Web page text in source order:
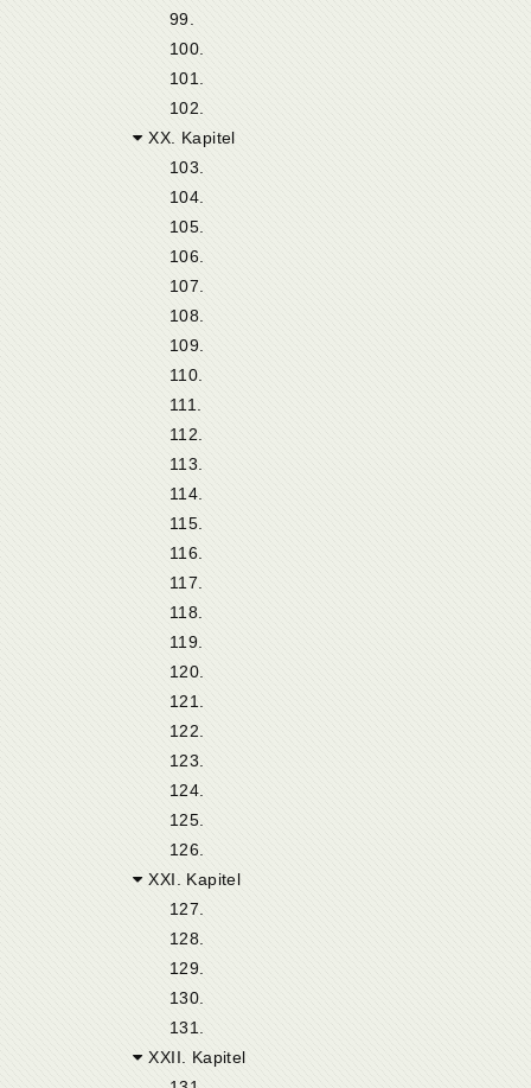
99.
100.
101.
102.
XX. Kapitel
103.
104.
105.
106.
107.
108.
109.
110.
111.
112.
113.
114.
115.
116.
117.
118.
119.
120.
121.
122.
123.
124.
125.
126.
XXI. Kapitel
127.
128.
129.
130.
131.
XXII. Kapitel